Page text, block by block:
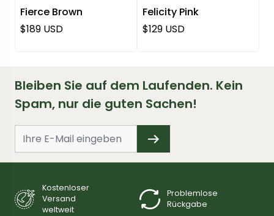
Fierce Brown
Regulärer Preis
$189 USD
Felicity Pink
Regulärer Preis
$129 USD
Bleiben Sie auf dem Laufenden. Kein
Spam, nur die guten Sachen!
Kostenloser
Versand
weltweit
Problemlose
Rückgabe